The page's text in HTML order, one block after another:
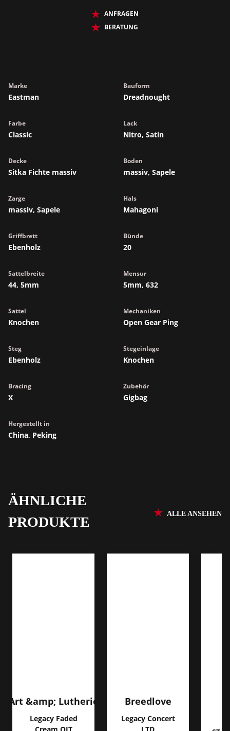
ANFRAGEN
BERATUNG
Marke
Eastman
Bauform
Dreadnought
Farbe
Classic
Lack
Nitro, Satin
Decke
Sitka Fichte massiv
Boden
massiv, Sapele
Zarge
massiv, Sapele
Hals
Mahagoni
Griffbrett
Ebenholz
Bünde
20
Sattelbreite
44, 5mm
Mensur
5mm, 632
Sattel
Knochen
Mechaniken
Open Gear Ping
Steg
Ebenholz
Stegeinlage
Knochen
Bracing
X
Zubehör
Gigbag
Hergestellt in
China, Peking
ÄHNLICHE
PRODUKTE
ALLE ANSEHEN
Art &amp; Lutherie
Legacy Faded
Breedlove
Legacy Concert